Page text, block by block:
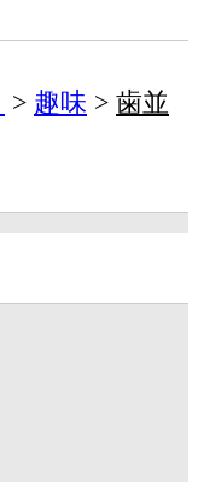
趣味
歯並